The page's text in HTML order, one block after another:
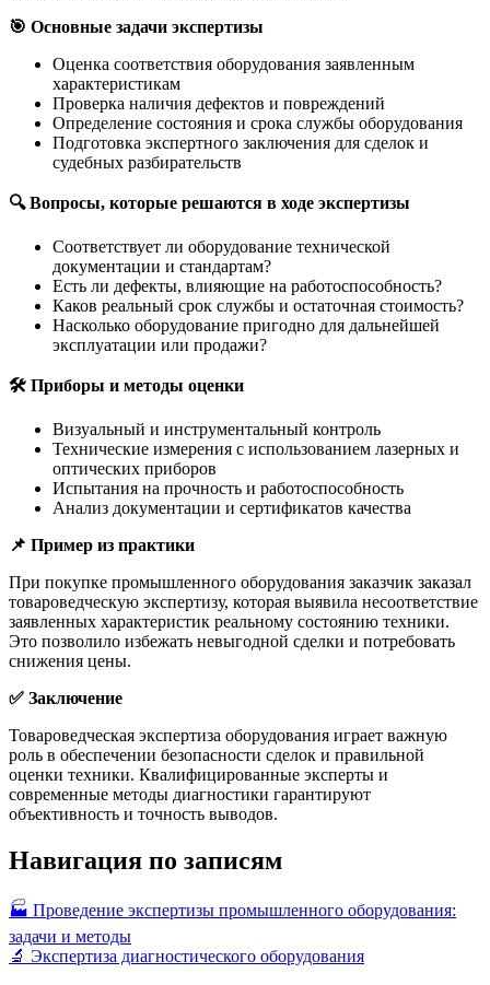
🎯 Основные задачи экспертизы
Оценка соответствия оборудования заявленным
характеристикам
Проверка наличия дефектов и повреждений
Определение состояния и срока службы оборудования
Подготовка экспертного заключения для сделок и
судебных разбирательств
🔍Вопросы, которые решаются в ходе экспертизы
Соответствует ли оборудование технической
документации и стандартам?
Есть ли дефекты, влияющие на работоспособность?
Каков реальный срок службы и остаточная стоимость?
Насколько оборудование пригодно для дальнейшей
эксплуатации или продажи?
🛠 ️ Приборы и методы оценки
Визуальный и инструментальный контроль
Технические измерения с использованием лазерных и
оптических приборов
Испытания на прочность и работоспособность
Анализ документации и сертификатов качества
📌 Пример из практики
При покупке промышленного оборудования заказчик заказал
товароведческую экспертизу, которая выявила несоответствие
заявленных характеристик реальному состоянию техники.
Это позволило избежать невыгодной сделки и потребовать
снижения цены.
✅ Заключение
Товароведческая экспертиза оборудования играет важную
роль в обеспечении безопасности сделок и правильной
оценки техники. Квалифицированные эксперты и
современные методы диагностики гарантируют
объективность и точность выводов.
Навигация по записям
🏭 Проведение экспертизы промышленного оборудования:
задачи и методы
🔬 Экспертиза диагностического оборудования